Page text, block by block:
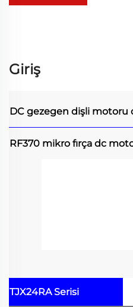
Giriş
DC gezegen dişli motoru
RF370 mikro fırça dc
TJX24RA Serisi